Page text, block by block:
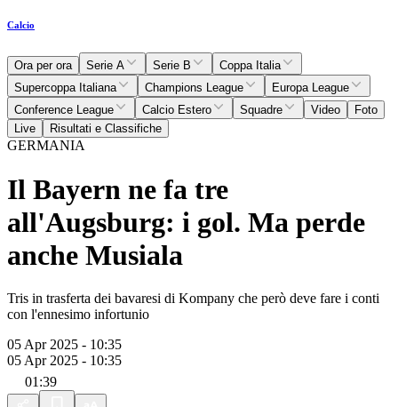
Calcio
Ora per ora Serie A Serie B
Coppa Italia
Supercoppa Italiana
Champions League
Europa League
Conference League
Calcio Estero Squadre Video
Foto
Live
Risultati e Classifiche
GERMANIA
Il Bayern ne fa tre
all'Augsburg: i gol. Ma perde
anche Musiala
Tris in trasferta dei bavaresi di Kompany che però deve fare i conti
con l'ennesimo infortunio
05 Apr 2025 - 10:35
05 Apr 2025 - 10:35
01:39